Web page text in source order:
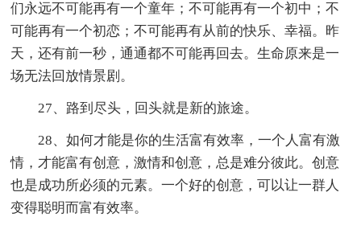
们永远不可能再有一个童年；不可能再有一个初中；不
可能再有一个初恋；不可能再有从前的快乐、幸福。昨
天，还有前一秒，通通都不可能再回去。生命原来是一
场无法回放情景剧。
27、路到尽头，回头就是新的旅途。
28、如何才能是你的生活富有效率，一个人富有激
情，才能富有创意，激情和创意，总是难分彼此。创意
也是成功所必须的元素。一个好的创意，可以让一群人
变得聪明而富有效率。